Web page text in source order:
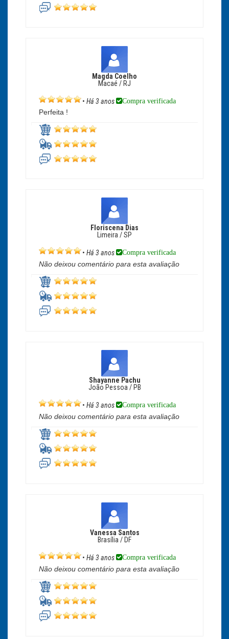
Magda Coelho
Macaé / RJ
• Há 3 anos Compra verificada
Perfeita !
Floriscena Dias
Limeira / SP
• Há 3 anos Compra verificada
Não deixou comentário para esta avaliação
Shayanne Pachu
João Pessoa / PB
• Há 3 anos Compra verificada
Não deixou comentário para esta avaliação
Vanessa Santos
Brasília / DF
• Há 3 anos Compra verificada
Não deixou comentário para esta avaliação